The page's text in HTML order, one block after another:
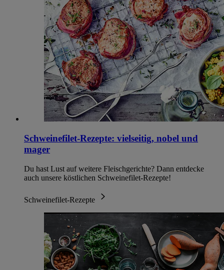
Schweinefilet-Rezepte: vielseitig, nobel und
mager
Du hast Lust auf weitere Fleischgerichte? Dann entdecke
auch unsere köstlichen Schweinefilet-Rezepte!
Schweinefilet-Rezepte